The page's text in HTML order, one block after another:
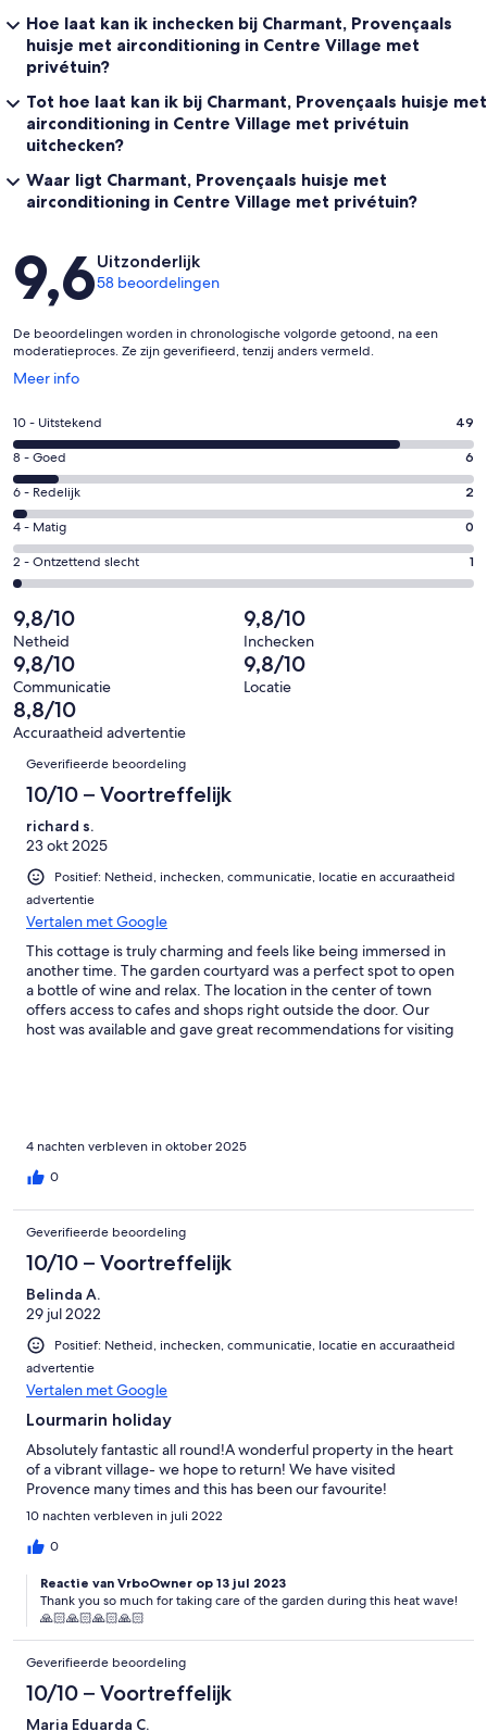
Hoe laat kan ik inchecken bij Charmant, Provençaals
huisje met airconditioning in Centre Village met
privétuin?
Tot hoe laat kan ik bij Charmant, Provençaals huisje met
airconditioning in Centre Village met privétuin
uitchecken?
Waar ligt Charmant, Provençaals huisje met
airconditioning in Centre Village met privétuin?
Beoordelingen
9,6Uitzonderlijk
58 beoordelingen
De beoordelingen worden in chronologische volgorde getoond, na een
moderatieproces. Ze zijn geverifieerd, tenzij anders vermeld.
Meer info
Opent
een
nieuw
venster
Gastenscore:
10
-
Uitstekend.
49
van
58
beoordelingen
10 - Uitstekend 49
Gastenscore:
8
-
Goed.
6
van
beoordelingen
8 - Goed 6
Gastenscore:
6
-
Redelijk.
2
van
58
beoordelingen
6 - Redelijk 2
Gastenscore:
4
-
0
van
58
beoordelingen
4 - Matig 0
Gastenscore:
2
-
Ontzettend
slecht.
1
van
58
2 - Ontzettend slecht 1
9,8/10
Netheid
9,8/10
Inchecken
9,8/10
Communicatie
9,8/10
Locatie
8,8/10
Accuraatheid advertentie
Beoordelingen
Geverifieerde beoordeling
10/10 – Voortreffelijk
richard s.
23 okt 2025
Positief: Netheid, inchecken, communicatie, locatie en accuraatheid
advertentie
Vertalen met Google
This cottage is truly charming and feels like being immersed in
another time. The garden courtyard was a perfect spot to open
a bottle of wine and relax. The location in the center of town
offers access to cafes and shops right outside the door. Our
host was available and gave great recommendations for visiting
4 nachten verbleven in oktober 2025
0
Geverifieerde beoordeling
10/10 – Voortreffelijk
Belinda A.
29 jul 2022
Positief: Netheid, inchecken, communicatie, locatie en accuraatheid
advertentie
Vertalen met Google
Lourmarin holiday
Absolutely fantastic all round!A wonderful property in the heart
of a vibrant village- we hope to return! We have visited
Provence many times and this has been our favourite!
10 nachten verbleven in juli 2022
0
Reactie van VrboOwner op 13 jul 2023
Thank you so much for taking care of the garden during this heat wave!
🙏🏻🙏🏻🙏🏻🙏🏻
Geverifieerde beoordeling
10/10 – Voortreffelijk
Maria Eduarda C.